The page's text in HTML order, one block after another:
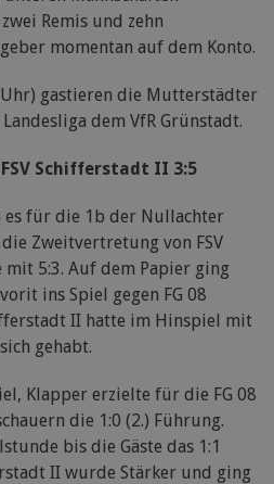
Remis und zehn
momentan auf dem Konto.
Uhr) gastieren die Mutterstädter
dem VfR Grünstadt.
Schifferstadt II 3:5
es für die 1b der Nullachter
Zweitvertretung von FSV
5:3. Auf dem Papier ging
ins Spiel gegen FG 08
II hatte im Hinspiel mit
gehabt.
Klapper erzielte für die FG 08
die 1:0 (2.) Führung.
bis die Gäste das 1:1
II wurde Stärker und ging